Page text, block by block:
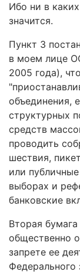
Ибо ни в
значится.
Пункт 3
в моем лице
2005 года),
объединения,
структурных
средств
проводить
шествия,
или
выборах и
банковские
Вторая
общественно
запрете ее
Федерального